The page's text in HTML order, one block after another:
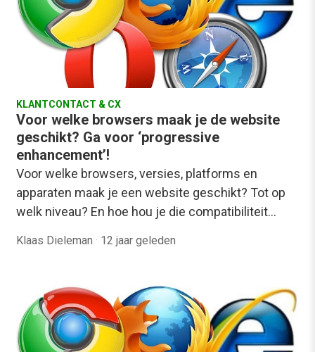
KLANTCONTACT & CX
Voor welke browsers maak je de website
geschikt? Ga voor ‘progressive
enhancement’!
Voor welke browsers, versies, platforms en
apparaten maak je een website geschikt? Tot op
welk niveau? En hoe hou je die compatibiliteit…
Klaas Dieleman · 12 jaar geleden